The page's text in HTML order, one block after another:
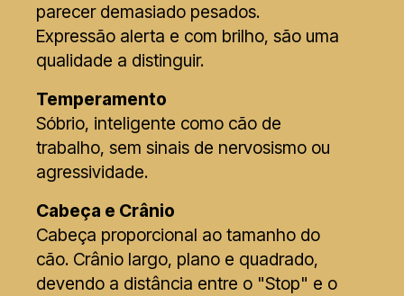
parecer demasiado pesados.
Expressão alerta e com brilho, são uma
qualidade a distinguir.
Temperamento
Sóbrio, inteligente como cão de
trabalho, sem sinais de nervosismo ou
agressividade.
Cabeça e Crânio
Cabeça proporcional ao tamanho do
cão. Crânio largo, plano e quadrado,
devendo a distância entre o "Stop" e o